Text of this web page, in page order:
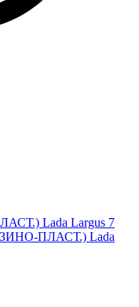
Lada Largus 7
ПЛАСТ.) Lada